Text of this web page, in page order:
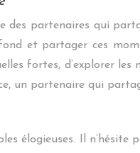
partenaires qui
et partager ces
fortes, d’explorer
un partenaire qui
élogieuses. Il